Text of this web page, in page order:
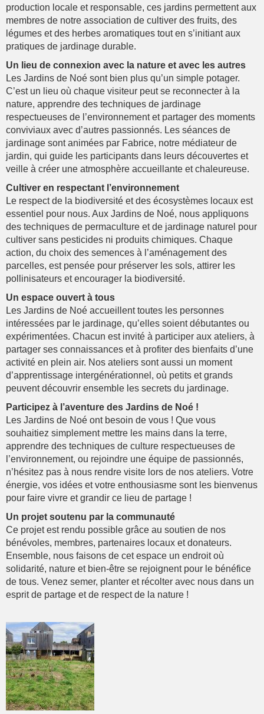
production locale et responsable, ces jardins permettent aux
membres de notre association de cultiver des fruits, des
légumes et des herbes aromatiques tout en s’initiant aux
pratiques de jardinage durable.
Un lieu de connexion avec la nature et avec les autres
Les Jardins de Noé sont bien plus qu’un simple potager.
C’est un lieu où chaque visiteur peut se reconnecter à la
nature, apprendre des techniques de jardinage
respectueuses de l’environnement et partager des moments
conviviaux avec d’autres passionnés. Les séances de
jardinage sont animées par Fabrice, notre médiateur de
jardin, qui guide les participants dans leurs découvertes et
veille à créer une atmosphère accueillante et chaleureuse.
Cultiver en respectant l’environnement
Le respect de la biodiversité et des écosystèmes locaux est
essentiel pour nous. Aux Jardins de Noé, nous appliquons
des techniques de permaculture et de jardinage naturel pour
cultiver sans pesticides ni produits chimiques. Chaque
action, du choix des semences à l’aménagement des
parcelles, est pensée pour préserver les sols, attirer les
pollinisateurs et encourager la biodiversité.
Un espace ouvert à tous
Les Jardins de Noé accueillent toutes les personnes
intéressées par le jardinage, qu’elles soient débutantes ou
expérimentées. Chacun est invité à participer aux ateliers, à
partager ses connaissances et à profiter des bienfaits d’une
activité en plein air. Nos ateliers sont aussi un moment
d’apprentissage intergénérationnel, où petits et grands
peuvent découvrir ensemble les secrets du jardinage.
Participez à l’aventure des Jardins de Noé !
Les Jardins de Noé ont besoin de vous ! Que vous
souhaitiez simplement mettre les mains dans la terre,
apprendre des techniques de culture respectueuses de
l’environnement, ou rejoindre une équipe de passionnés,
n’hésitez pas à nous rendre visite lors de nos ateliers. Votre
énergie, vos idées et votre enthousiasme sont les bienvenus
pour faire vivre et grandir ce lieu de partage !
Un projet soutenu par la communauté
Ce projet est rendu possible grâce au soutien de nos
bénévoles, membres, partenaires locaux et donateurs.
Ensemble, nous faisons de cet espace un endroit où
solidarité, nature et bien-être se rejoignent pour le bénéfice
de tous. Venez semer, planter et récolter avec nous dans un
esprit de partage et de respect de la nature !